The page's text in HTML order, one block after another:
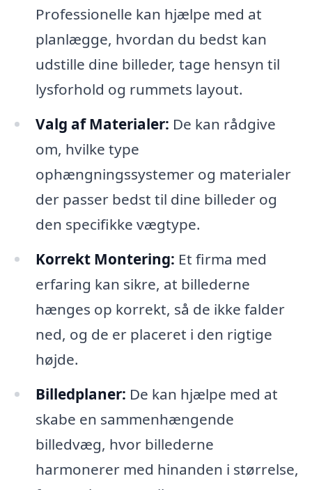
Professionelle kan hjælpe med at
planlægge, hvordan du bedst kan
udstille dine billeder, tage hensyn til
lysforhold og rummets layout.
Valg af Materialer: De kan rådgive
om, hvilke type
ophængningssystemer og materialer
der passer bedst til dine billeder og
den specifikke vægtype.
Korrekt Montering: Et firma med
erfaring kan sikre, at billederne
hænges op korrekt, så de ikke falder
ned, og de er placeret i den rigtige
højde.
Billedplaner: De kan hjælpe med at
skabe en sammenhængende
billedvæg, hvor billederne
harmonerer med hinanden i størrelse,